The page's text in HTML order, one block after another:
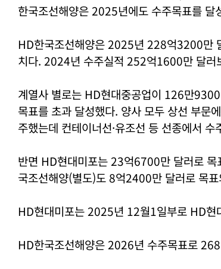
한국조선해양은 2025년에도 수주목표를 달
HD한국조선해양은 2025년 228억3200만
치다. 2024년 수주실적 252억1600만 달러
계열사 별로는 HD현대중공업이 126만
목표를 초과 달성했다. 양사 모두 상선 부
주했는데 컨테이너선·유조선 등 선종에서 수
반면 HD현대미포는 23억6700만 달러로
국조선해양(별도)도 8억2400만 달러로 목
HD현대미포는 2025년 12월1일부로 HD현
HD한국조선해양은 2026년 수주목표로